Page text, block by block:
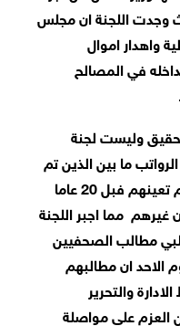
وجدت اللجنة ان مجلس
واهدار اموال
في المصالح
وليست لجنة
ما بين الذين تم
تعينهم قبل 10 سنوات وبين الذين تم تعينهم فبل 20 عاما
مما اجبر اللجنة
مطالب الصحفيين
الاحد ان مطالبهم
والتحرير
العزم على مواصلة